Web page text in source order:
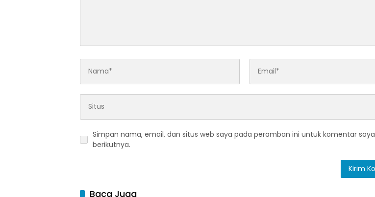
Simpan nama, email, dan situs web saya pada peramban ini untuk komentar saya
berikutnya.
Baca Juga